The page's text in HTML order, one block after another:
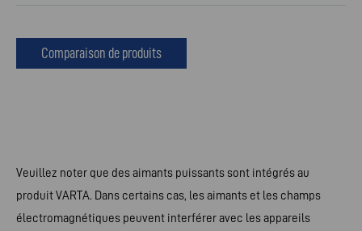
Comparaison de produits
Veuillez noter que des aimants puissants sont intégrés au
produit VARTA. Dans certains cas, les aimants et les champs
électromagnétiques peuvent interférer avec les appareils